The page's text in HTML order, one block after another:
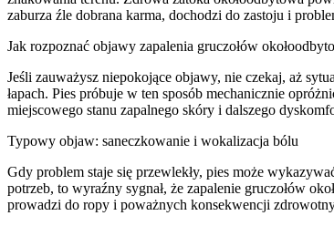
zaburza źle dobrana karma, dochodzi do zastoju i
Jak rozpoznać objawy zapalenia gruczołów
Jeśli zauważysz niepokojące objawy, nie czekaj, aż
łapach. Pies próbuje w ten sposób mechanicznie
miejscowego stanu zapalnego skóry i dalszego
Typowy objaw: saneczkowanie i wokalizacja bólu
Gdy problem staje się przewlekły, pies może
potrzeb, to wyraźny sygnał, że zapalenie gruczołów
prowadzi do ropy i poważnych konsekwencji